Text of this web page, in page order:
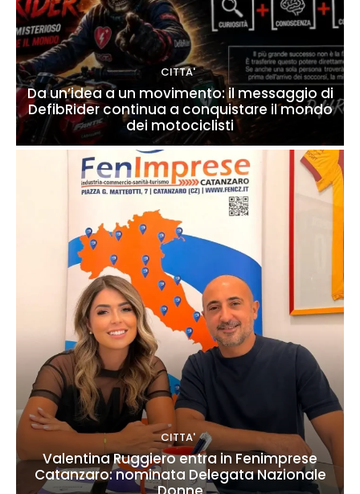
CITTA'
Da un’idea a un movimento: il messaggio di
DefibRider continua a conquistare il mondo
dei motociclisti
CITTA'
Valentina Ruggiero entra in Fenimprese
Catanzaro: nominata Delegata Nazionale